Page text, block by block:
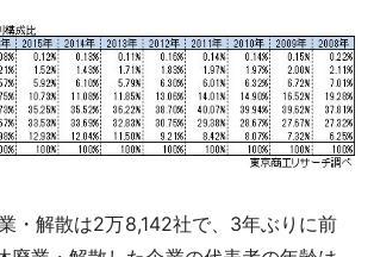
・解散は2万8,142社で、3年ぶりに前